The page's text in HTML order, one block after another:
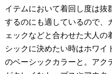
イテムにおいて着回し度は抜
するのにも適しているので、
ェックなどと合わせた大人の
シックに決めたい時はホワイ
のベーシックカラーと。アク